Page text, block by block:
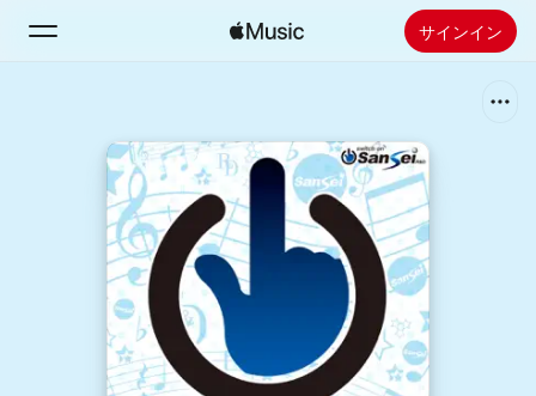
サインイン
ホーム
新着おすすめ
ラジオ
Apple Musicをインストール